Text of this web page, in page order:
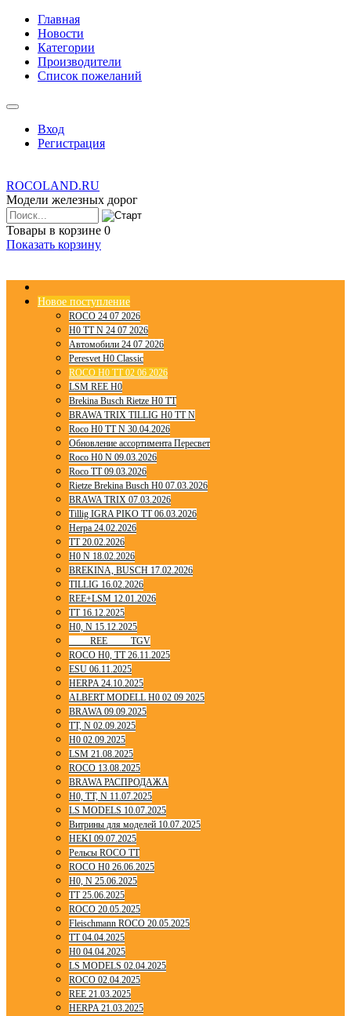
Главная
Новости
Категории
Производители
Список пожеланий
Вход
Регистрация
ROCOLAND.RU
Модели железных дорог
Товары в корзине 0
Показать корзину
Новое поступление
ROCO 24 07 2026
H0 TT N 24 07 2026
Автомобили 24 07 2026
Peresvet H0 Classic
ROCO H0 TT 02 06 2026
LSM REE H0
Brekina Busch Rietze H0 TT
BRAWA TRIX TILLIG H0 TT N
Roco H0 TT N 30.04.2026
Обновление ассортимента Пересвет
Roco H0 N 09.03.2026
Roco TT 09.03.2026
Rietze Brekina Busch H0 07.03.2026
BRAWA TRIX 07.03.2026
Tillig IGRA PIKO TT 06.03.2026
Herpa 24.02.2026
TT 20.02.2026
H0 N 18.02.2026
BREKINA, BUSCH 17.02.2026
TILLIG 16.02.2026
REE+LSM 12.01.2026
TT 16.12.2025
H0, N 15.12.2025
____ REE ____ TGV
ROCO H0, TT 26.11.2025
ESU 06.11.2025
HERPA 24.10.2025
ALBERT MODELL H0 02 09 2025
BRAWA 09.09.2025
TT, N 02.09.2025
H0 02.09.2025
LSM 21.08.2025
ROCO 13.08.2025
BRAWA РАСПРОДАЖА
H0, TT, N 11.07.2025
LS MODELS 10.07.2025
Витрины для моделей 10.07.2025
HEKI 09.07.2025
Рельсы ROCO TT
ROCO H0 26.06.2025
H0, N 25.06.2025
TT 25.06.2025
ROCO 20.05.2025
Fleischmann ROCO 20.05.2025
TT 04.04.2025
H0 04.04.2025
LS MODELS 02.04.2025
ROCO 02.04.2025
REE 21.03.2025
HERPA 21.03.2025